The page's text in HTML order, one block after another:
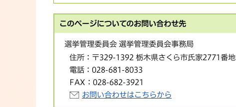
このページについてのお問い合わせ先
選挙管理委員会 選挙管理委員会事務局
住所： 〒329-1392 栃木県さくら市氏家2771番地
電話： 028-681-8033
FAX： 028-682-3921
お問い合わせはこちらから